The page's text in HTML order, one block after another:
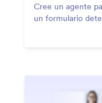
Cree un agente
un formulario